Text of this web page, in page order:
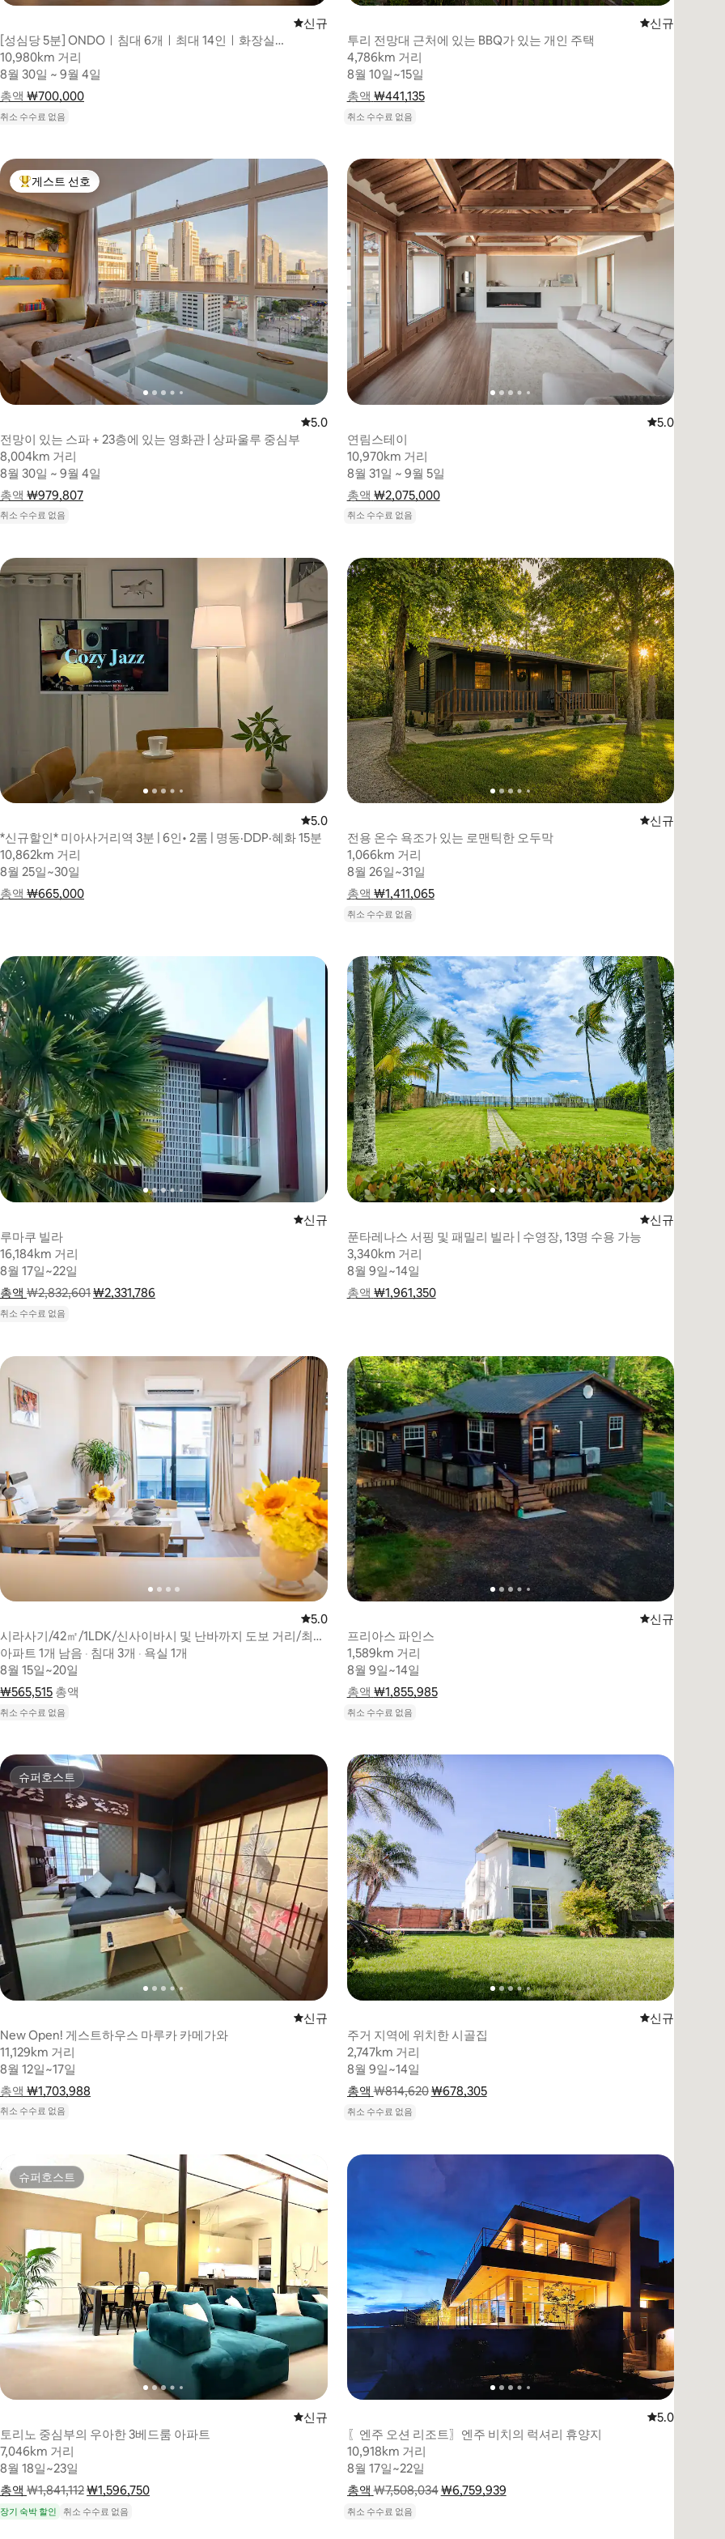
[성심당 5분] ONDOㅣ침대 6개ㅣ최대 14인ㅣ화장실
2개ㅣ무료주차ㅣ호텔침구
10,980km 거리
10,980km 거리
8월 30일 ~ 9월 4일
8월 30일 ~ 9월 4일
총액 ₩700,000
총액 ₩700,000
취소 수수료 없음
신규 숙소
신규
투리 전망대 근처에 있는 BBQ가 있는 개인 주택
4,786km 거리
4,786km 거리
8월 10일~15일
8월 10일~15일
총액 ₩441,135요금 내역 표시
총액 ₩441,135
취소 수수료 없음
신규 숙소
신규
상위 게스트 선호
게스트 선호
전망이 있는 스파 + 23층에 있는 영화관 | 상파울루 중심부
8,004km 거리
8,004km 거리
8월 30일 ~ 9월 4일
8월 30일 ~ 9월 4일
총액 ₩979,807
총액 ₩979,807
취소 수수료 없음
평점 5.0점(5점 만점)
5.0
연림스테이
10,970km 거리
10,970km 거리
8월 31일 ~ 9월 5일
8월 31일 ~ 9월 5일
총액 ₩2,075,000요금 내역 표시
총액 ₩2,075,000
취소 수수료 없음
평점 5.0점(5점
5.0
*신규할인* 미아사거리역 3분 | 6인• 2룸 | 명동·DDP·혜화 15분
10,862km 거리
10,862km 거리
8월 25일~30일
8월 25일~30일
총액 ₩665,000
총액 ₩665,000
평점 5.0점(5점 만점)
5.0
전용 온수 욕조가 있는 로맨틱한 오두막
1,066km 거리
1,066km 거리
8월 26일~31일
8월 26일~31일
총액 ₩1,411,065요금 내역 표시
총액 ₩1,411,065
취소 수수료 없음
신규 숙소
신규
루마쿠 빌라
16,184km 거리
16,184km 거리
8월 17일~22일
8월 17일~22일
총액 요금 내역 표시
₩2,832,601₩2,331,786
취소 수수료 없음
신규 숙소
신규
푼타레나스 서핑 및 패밀리 빌라 | 수영장, 13명 수용 가능
3,340km 거리
3,340km 거리
8월 9일~14일
8월 9일~14일
총액 ₩1,961,350요금 내역 표시
총액 ₩1,961,350
신규 숙소
신규
시라사기/42㎡/1LDK/신사이바시 및 난바까지 도보 거리/최대
4명(일본식 객실)/KIX/USJ
아파트 1개 남음
아파트 1개 남음 · 침대 3개
침대 3개 · 욕실 1개
욕실 1개
8월 15일~20일
8월 15일~20일
₩565,515 총액 ₩565,515
총액
취소 수수료 없음
평점 5.0점(5점 만점)
5.0
프리아스 파인스
1,589km 거리
1,589km 거리
8월 9일~14일
8월 9일~14일
총액 ₩1,855,985요금 내역 표시
총액 ₩1,855,985
취소 수수료 없음
신규 숙소
신규
슈퍼호스트
슈퍼호스트
New Open! 게스트하우스 마루카 카메가와
11,129km 거리
11,129km 거리
8월 12일~17일
8월 12일~17일
총액 ₩1,703,988
총액 ₩1,703,988
취소 수수료 없음
신규 숙소
신규
주거 지역에 위치한 시골집
2,747km 거리
2,747km 거리
8월 9일~14일
8월 9일~14일
총액 요금 내역 표시
₩814,620₩678,305요금 내역 표시
취소 수수료 없음
신규 숙소
신규
슈퍼호스트
슈퍼호스트
토리노 중심부의 우아한 3베드룸 아파트
7,046km 거리
7,046km 거리
8월 18일~23일
8월 18일~23일
총액 요금 내역 표시
₩1,841,112₩1,596,750
장기 숙박 할인 취소 수수료 없음
신규 숙소
신규
〖엔주 오션 리조트〗엔주 비치의 럭셔리 휴양지
10,918km 거리
10,918km 거리
8월 17일~22일
8월 17일~22일
총액 요금 내역 표시
₩7,508,034₩6,759,939
취소 수수료 없음
평점 5.0점(5점
5.0